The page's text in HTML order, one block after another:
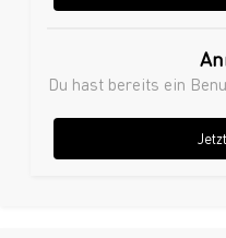
Du hast bereits ein